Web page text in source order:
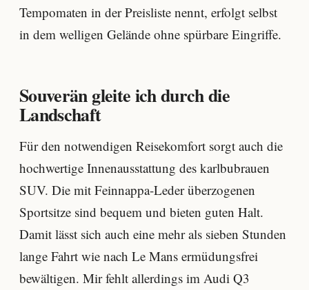
Tempomaten in der Preisliste nennt, erfolgt selbst
in dem welligen Gelände ohne spürbare Eingriffe.
Souverän gleite ich durch die
Landschaft
Für den notwendigen Reisekomfort sorgt auch die
hochwertige Innenausstattung des karlbubrauen
SUV. Die mit Feinnappa-Leder überzogenen
Sportsitze sind bequem und bieten guten Halt.
Damit lässt sich auch eine mehr als sieben Stunden
lange Fahrt wie nach Le Mans ermüdungsfrei
bewältigen. Mir fehlt allerdings im Audi Q3